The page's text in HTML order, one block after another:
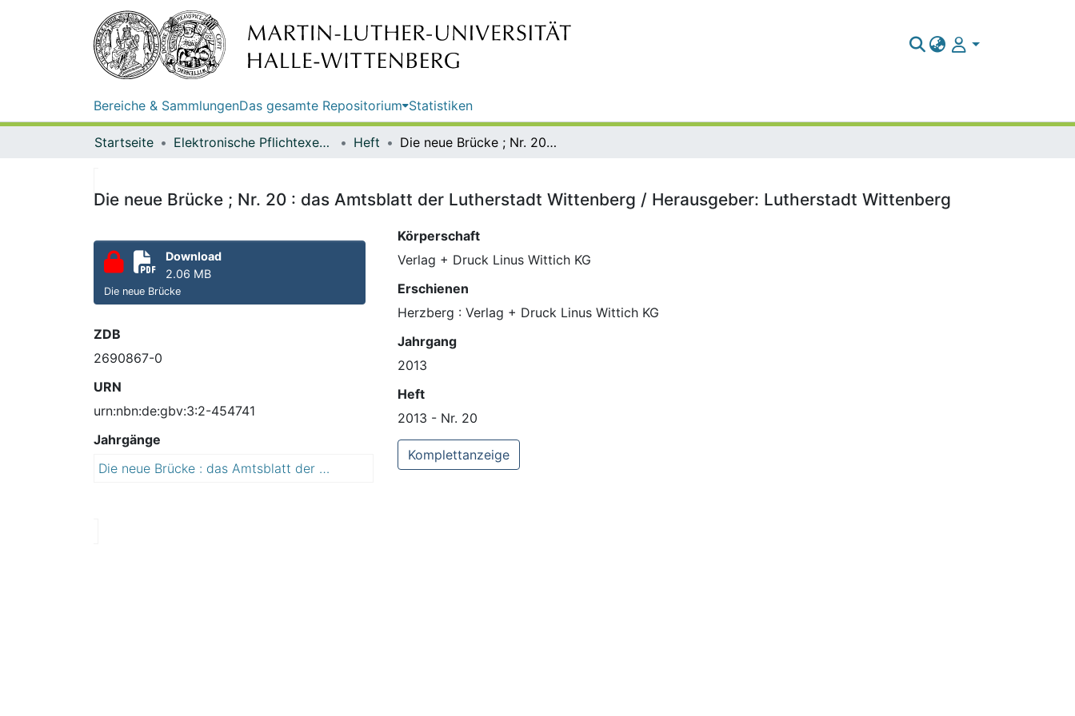
Bereiche & SammlungenDas gesamte Repositorium Statistiken
Startseite Elektronische Pflichtexemplare Heft Die neue Brücke ; Nr. 20 : das Amtsblatt der Lutherstadt Wittenberg / Herausgeber: Lutherstadt Wittenberg
Die neue Brücke ; Nr. 20 : das Amtsblatt der Lutherstadt Wittenberg / Herausgeber: Lutherstadt Wittenberg
Download
2.06 MB
Die neue Brücke
ZDB
2690867-0
URN
urn:nbn:de:gbv:3:2-454741
Jahrgänge
Die neue Brücke : das Amtsblatt der Lutherstadt Wittenberg
Körperschaft
Verlag + Druck Linus Wittich KG
Erschienen
Herzberg : Verlag + Druck Linus Wittich KG
Jahrgang
2013
Heft
2013 - Nr. 20
Komplettanzeige